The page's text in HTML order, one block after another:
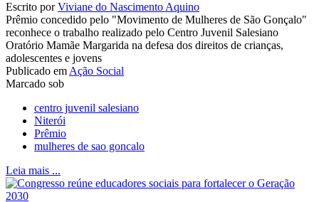
Escrito porViviane do Nascimento Aquino
Prêmio concedido pelo "Movimento de Mulheres de São Gonçalo"
reconhece o trabalho realizado pelo Centro Juvenil Salesiano
Oratório Mamãe Margarida na defesa dos direitos de crianças,
adolescentes e jovens
Publicado em Ação Social
Marcado sob
centro juvenil salesiano
Niterói
Prêmio
mulheres de sao goncalo
Leia mais ...